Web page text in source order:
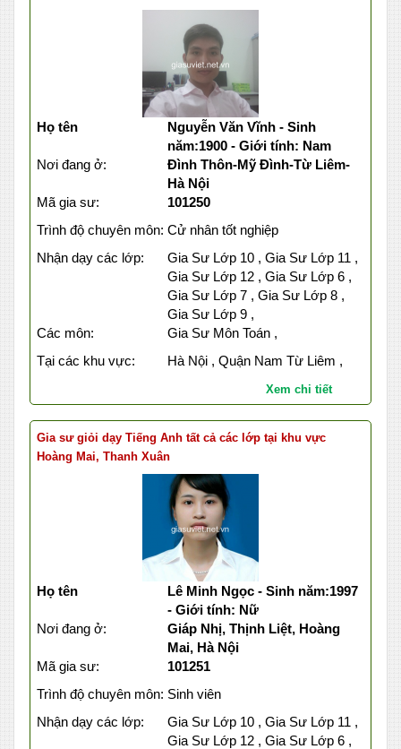
Họ tên
Nguyễn Văn Vĩnh - Sinh
năm:1900 - Giới tính: Nam
Nơi đang ở:
Đình Thôn-Mỹ Đình-Từ Liêm-
Hà Nội
Mã gia sư:
101250
Trình độ chuyên môn: Cử nhân tốt nghiệp
Nhận dạy các lớp:
Gia Sư Lớp 10 , Gia Sư Lớp 11 ,
Gia Sư Lớp 12 , Gia Sư Lớp 6 ,
Gia Sư Lớp 7 , Gia Sư Lớp 8 ,
Gia Sư Lớp 9 ,
Các môn:
Gia Sư Môn Toán ,
Tại các khu vực:
Hà Nội , Quận Nam Từ Liêm ,
Xem chi tiết
Gia sư giỏi dạy Tiếng Anh tất cả các lớp tại khu vực
Hoàng Mai, Thanh Xuân
Họ tên
Lê Minh Ngọc - Sinh năm:1997
- Giới tính: Nữ
Nơi đang ở:
Giáp Nhị, Thịnh Liệt, Hoàng
Mai, Hà Nội
Mã gia sư:
101251
Trình độ chuyên môn: Sinh viên
Nhận dạy các lớp:
Gia Sư Lớp 10 , Gia Sư Lớp 11 ,
Gia Sư Lớp 12 , Gia Sư Lớp 6 ,